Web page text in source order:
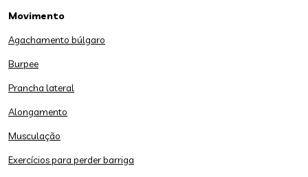
Movimento
Agachamento búlgaro
Burpee
Prancha lateral
Alongamento
Musculação
Exercícios para perder barriga